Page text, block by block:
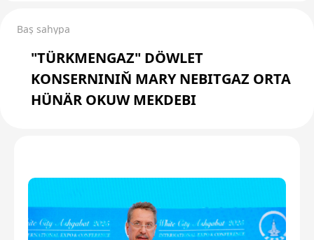
Baş sahypa
"TÜRKMENGAZ" DÖWLET
KONSERNINIŇ MARY NEBITGAZ ORTA
HÜNÄR OKUW MEKDEBI